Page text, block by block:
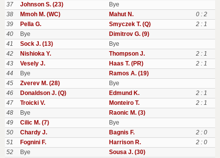
37
Johnson S. (23)
Bye
38
Mmoh M. (WC) Mahut N.
0 : 2
39
Pella G. Smyczek T. (Q)
2 : 1
40
Bye
Dimitrov G. (9)
41
Sock J. (13)
Bye
42
Nishioka Y. Thompson J.
2 : 1
43
Vesely J. Haas T. (PR)
2 : 1
44
Bye
Ramos A. (19)
45
Zverev M. (28)
Bye
46
Donaldson J. (Q) Edmund K.
2 : 1
47
Troicki V. Monteiro T.
2 : 1
48
Bye
Raonic M. (3)
49
Cilic M. (7)
Bye
50
Chardy J. Bagnis F.
2 : 0
51
Fognini F. Harrison R.
2 : 0
52
Bye
Sousa J. (30)